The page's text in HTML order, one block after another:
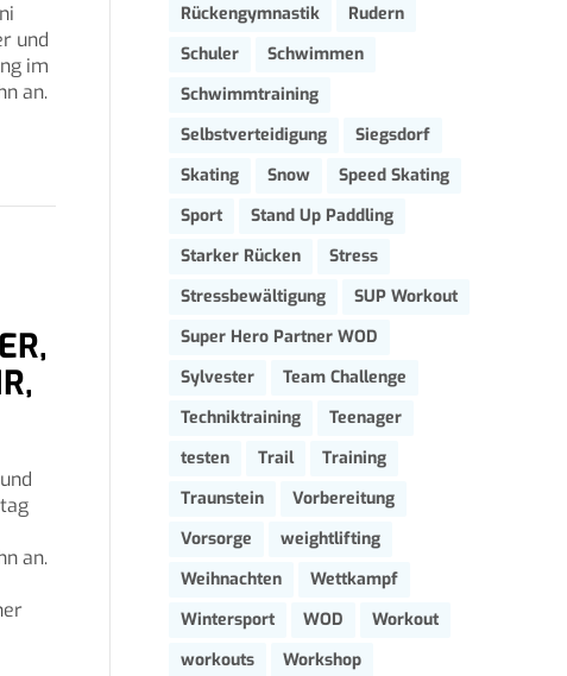
und
im
an.
an.
Rückengymnastik
Rudern
Schuler
Schwimmen
Schwimmtraining
Selbstverteidigung
Siegsdorf
Skating
Snow
Speed Skating
Sport
Stand Up Paddling
Starker Rücken
Stress
Stressbewältigung
SUP Workout
Super Hero Partner WOD
Sylvester
Team Challenge
Techniktraining
Teenager
testen
Trail
Training
Traunstein
Vorbereitung
Vorsorge
weightlifting
Weihnachten
Wettkampf
Wintersport
WOD
Workout
workouts
Workshop